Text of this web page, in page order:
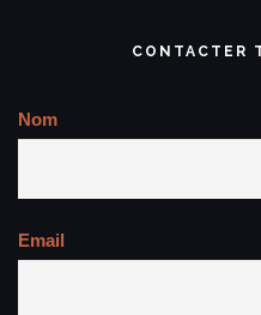
CONTACTER
Nom
Email